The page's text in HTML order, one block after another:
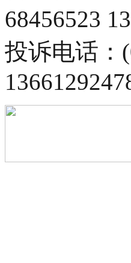
68456523
投诉电话：